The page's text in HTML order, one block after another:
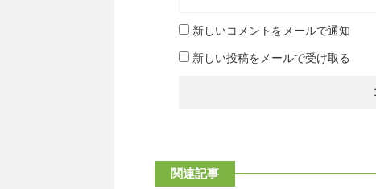
新しいコメントをメールで通知
新しい投稿をメールで受け取る
関連記事